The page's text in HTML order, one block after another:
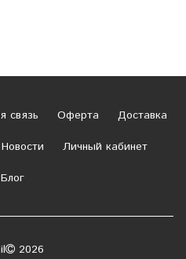
связь Оферта
Доставка
Новости
Личный кабинет
Блог
2026